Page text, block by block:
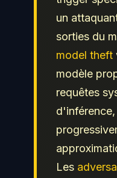
un
sorties du
model theft
modèle
requêtes
Les